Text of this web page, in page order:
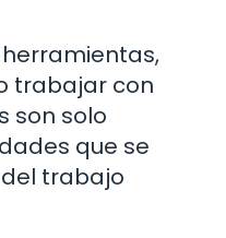
trabajar con
son solo
que se
trabajo